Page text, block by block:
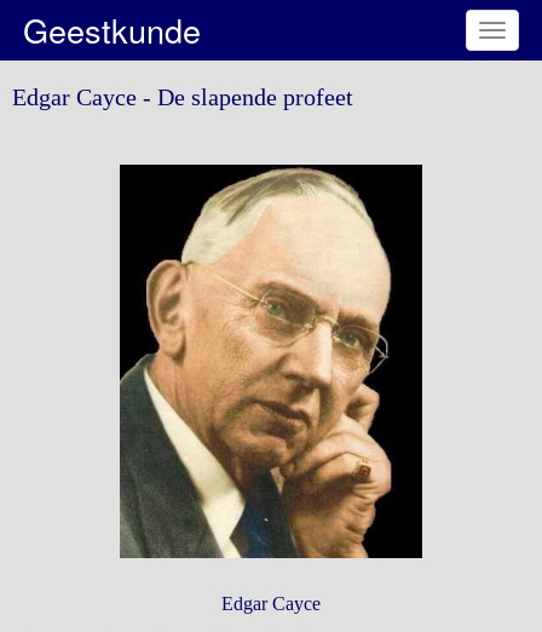
Toggle
Geestkunde
Edgar Cayce - De slapende profeet
Edgar Cayce